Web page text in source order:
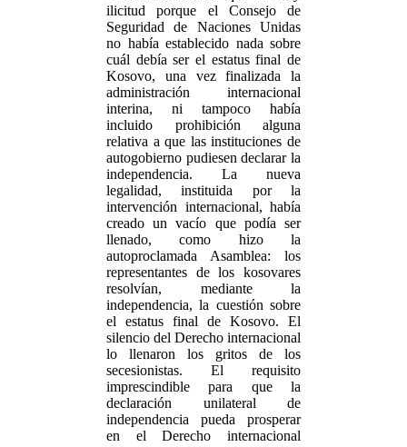
ilicitud porque el Consejo de
Seguridad de Naciones Unidas
no había establecido nada sobre
cuál debía ser el estatus final de
Kosovo, una vez finalizada la
administración internacional
interina, ni tampoco había
incluido prohibición alguna
relativa a que las instituciones de
autogobierno pudiesen declarar la
independencia. La nueva
legalidad, instituida por la
intervención internacional, había
creado un vacío que podía ser
llenado, como hizo la
autoproclamada Asamblea: los
representantes de los kosovares
resolvían, mediante la
independencia, la cuestión sobre
el estatus final de Kosovo. El
silencio del Derecho internacional
lo llenaron los gritos de los
secesionistas. El requisito
imprescindible para que la
declaración unilateral de
independencia pueda prosperar
en el Derecho internacional